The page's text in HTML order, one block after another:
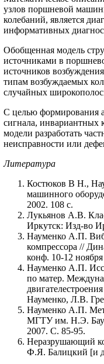
узлов поршневой
колебаний, является
информативных
Обобщенная модель
источниками в
источников
типам возбуждаемых
случайных
С целью формирования
сигнала, инвариантных
модели разработать
неисправности или
Литература
Костюков В Н.,
машинного
2002. 108 с.
Лукьянов А.В.
Иркутск: Изд-во
Науменко А.П.
компрессора //
конф. 10-12
Науменко А.П.
по матер.
Науменко, Л.В.
Науменко А.П.
МГТУ им. Н.Э.
2007. С. 85-95.
Неразрушающий
Ф.Я. Балицкий [и